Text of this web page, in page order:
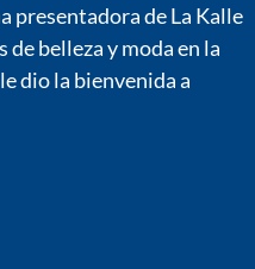
presentadora de La Kalle
belleza y moda en la
dio la bienvenida a